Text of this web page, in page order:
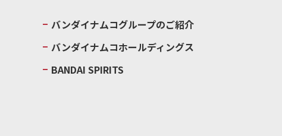
バンダイナムコグループのご紹介
バンダイナムコホールディングス
BANDAI SPIRITS